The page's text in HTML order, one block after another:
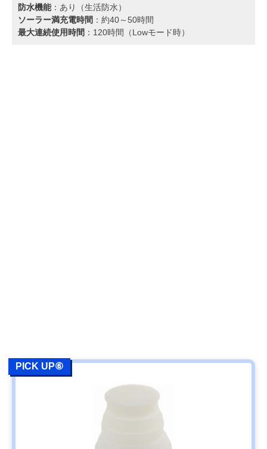
防水機能：あり（生活防水）
ソーラー満充電時間 ：約40～50時間
最大連続使用時間 ：120時間（Lowモード時）
PICK UP⑥